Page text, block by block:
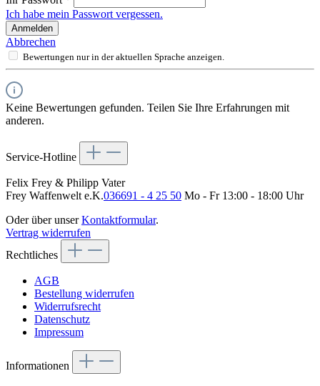
Ich habe mein Passwort vergessen.
Anmelden
Abbrechen
Bewertungen nur in der aktuellen Sprache anzeigen.
Keine Bewertungen gefunden. Teilen Sie Ihre Erfahrungen mit
anderen.
Service-Hotline
Felix Frey & Philipp Vater
Frey Waffenwelt e.K.036691 - 4 25 50 Mo - Fr 13:00 - 18:00 Uhr
Oder über unserKontaktformular.
Vertrag widerrufen
Rechtliches
AGB
Bestellung widerrufen
Widerrufsrecht
Datenschutz
Impressum
Informationen